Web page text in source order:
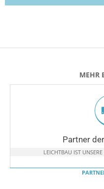
MEHR
Partner
LEICHTBAU IST